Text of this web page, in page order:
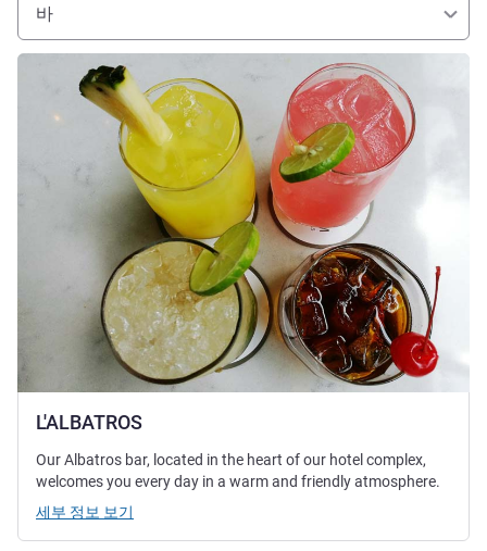
바
L'ALBATROS
세부 정보 보기
Our Albatros bar, located in the heart of our hotel complex,
welcomes you every day in a warm and friendly atmosphere.
세부 정보 보기